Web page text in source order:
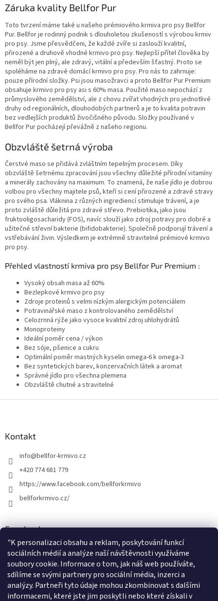
"K personalizaci obsahu a reklam, poskytování funkcí
sociálních médií a analýze naší návštěvnosti využíváme
soubory cookie. Informace o tom, jak náš web používáte,
sdílíme se svými partnery pro sociální média, inzerci a
analýzy. Partneři tyto údaje mohou zkombinovat s dalšími
informacemi, které jste jim poskytli nebo které získali v
p
r
v
k
y
v
ý
p
i
s
u
Záruka kvality Bellfor Pur
Toto tvrzení máme také u našeho prémiového krmiva pro psyBellfor
Pur. Bellfor je rodinný podnik s dlouholetou zkušeností s výrobou krmiv
pro psy. Jsme přesvědčeni, že každé zvíře si zaslouží kvalitní,
přirozené a druhově vhodné krmivo pro psy. Nejlepší přítel člověka by
neměl být jen plný, ale zdravý, vitální a především šťastný. Proto se
spoléháme na zdravé domácíkrmivo pro psy. Pro nás to zahrnuje:
pouze přírodní složky. Psi jsou masožravci a proto Bellfor PurPremium
obsahuje krmivo pro psy asi s 60% masa. Použité maso nepochází z
průmyslového zemědělství, ale z chovu zvířat vhodných pro jednotlivé
druhy od regionálních, dlouhodobých partnerů a je to kvalita potravin
bez vedlejších produktů živočišného původu. Složky používané v
Bellfor Pur pocházejí převážně z našeho regionu.
Obzvláště šetrná výroba
Čerstvé maso se přidává zvláštním tepelným procesem. Díky
obzvláště šetrnému zpracování jsou všechny důležité přírodní vitamíny
a minerály zachovány na maximum. To znamená, že naše jídlo je dobrou
volbou pro všechny majitele psů, kteří si cení přirozené a zdravé stravy
pro svého psa. Vláknina z různých ingrediencí stimuluje trávení, a je
proto zvláště důležitá pro zdravé střevo. Prebiotika, jako jsou
fruktooligosacharidy (FOS), navíc slouží jako zdroj potravy pro dobré a
užitečné střevní bakterie (bifidobakterie). Společně podporují trávení a
vstřebávání živin. Výsledkem je extrémně stravitelné prémiové krmivo
pro psy.
Přehled vlastností krmiva pro psy Bellfor Pur Premium :
Vysoký obsah masa až 60%
Bezlepkové krmivo pro psy
Zdroje proteinů s velmi nízkým alergickým potenciálem
Potravinářské maso z kontrolovaného zemědělství
Celozrnná rýže jako vysoce kvalitní zdroj uhlohydrátů
Monoproteiny
Ideální poměr cena / výkon
Bez sóje, pšenice a cukru
Optimální poměr mastných kyselin omega-6 k omega-3
Bez syntetických barev, konzervačních látek a aromat
Správné jídlo pro všechna plemena
Obzvláště chutné a stravitelné
Kontakt
info@bellfor-krmivo.cz
+420 774 681 779
https://www.facebook.com/bellforkrmivo
bellforkrmivo.cz/
Facebook
Instagram